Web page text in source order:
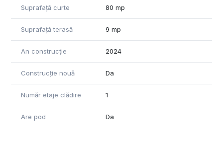
Suprafață curte 80 mp
Suprafață terasă 9 mp
An construcție 2024
Construcție nouă Da
Număr etaje clădire 1
Are pod Da